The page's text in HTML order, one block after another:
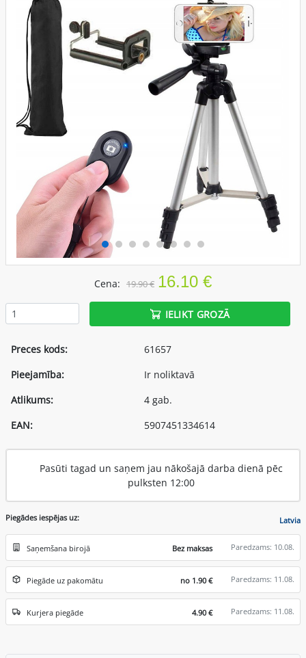
Cena: 19.90 € 16.10 €
IELIKT GROZĀ
Preces kods:
61657
Pieejamība:
Ir noliktavā
Atlikums:
4 gab.
EAN:
5907451334614
Pasūti tagad un saņem jau nākošajā darba dienā pēc
pulksten 12:00
Piegādes iespējas uz: Latvia
Saņemšana birojā Bez maksas Paredzams: 10.08.
Piegāde uz pakomātu no 1.90 € Paredzams: 11.08.
Kurjera piegāde 4.90 € Paredzams: 11.08.